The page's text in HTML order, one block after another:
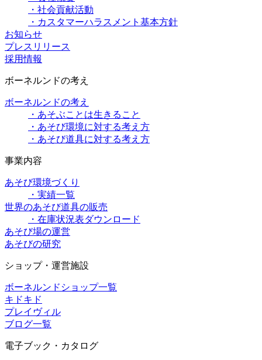
・社会貢献活動
・カスタマーハラスメント基本方針
お知らせ
プレスリリース
採用情報
ボーネルンドの考え
ボーネルンドの考え
・あそぶことは生きること
・あそび環境に対する考え方
・あそび道具に対する考え方
事業内容
あそび環境づくり
・実績一覧
世界のあそび道具の販売
・在庫状況表ダウンロード
あそび場の運営
あそびの研究
ショップ・運営施設
ボーネルンドショップ一覧
キドキド
プレイヴィル
ブログ一覧
電子ブック・カタログ